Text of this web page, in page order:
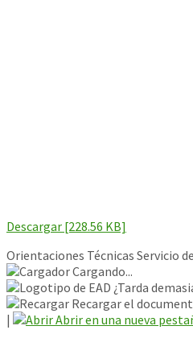
Descargar [228.56 KB]
Orientaciones Técnicas Servicio
Cargando...
¿Tarda
Recargar el
|
Abrir en una nueva